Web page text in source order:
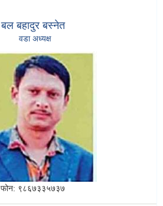
बल बहादुर बस्नेत
वडा अध्यक्ष
फोन: ९८६७३३५७३७